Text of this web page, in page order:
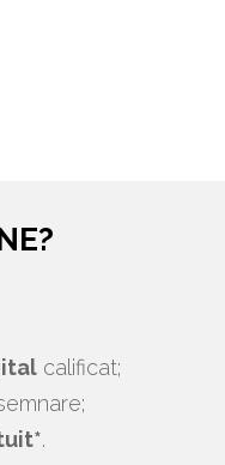
calificat;
.